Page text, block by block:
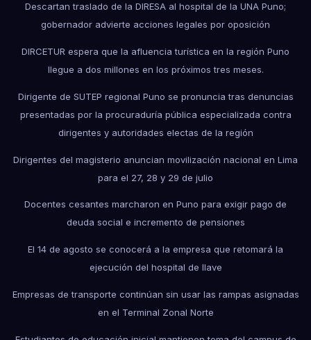
Descartan traslado de la DIRESA al hospital de la UNA Puno;
gobernador advierte acciones legales por oposición
DIRCETUR espera que la afluencia turística en la región Puno
llegue a dos millones en los próximos tres meses.
Dirigente de SUTEP regional Puno se pronuncia tras denuncias
presentadas por la procuraduría pública especializada contra
dirigentes y autoridades electas de la región
Dirigentes del magisterio anuncian movilización nacional en Lima
para el 27, 28 y 29 de julio
Docentes cesantes marcharon en Puno para exigir pago de
deuda social e incremento de pensiones
El 14 de agosto se conocerá a la empresa que retomará la
ejecución del hospital de Ilave
Empresas de transporte continúan sin usar las rampas asignadas
en el Terminal Zonal Norte